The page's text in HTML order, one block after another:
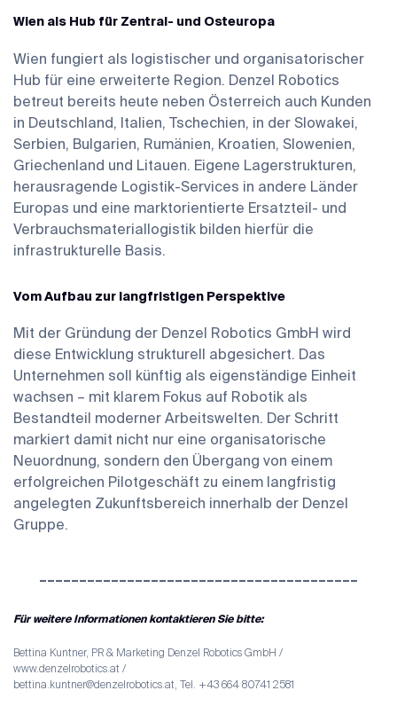
Wien als Hub für Zentral- und Osteuropa
Wien fungiert als logistischer und organisatorischer
Hub für eine erweiterte Region. Denzel Robotics
betreut bereits heute neben Österreich auch Kunden
in Deutschland, Italien, Tschechien, in der Slowakei,
Serbien, Bulgarien, Rumänien, Kroatien, Slowenien,
Griechenland und Litauen. Eigene Lagerstrukturen,
herausragende Logistik-Services in andere Länder
Europas und eine marktorientierte Ersatzteil- und
Verbrauchsmateriallogistik bilden hierfür die
infrastrukturelle Basis.
Vom Aufbau zur langfristigen Perspektive
Mit der Gründung der Denzel Robotics GmbH wird
diese Entwicklung strukturell abgesichert. Das
Unternehmen soll künftig als eigenständige Einheit
wachsen – mit klarem Fokus auf Robotik als
Bestandteil moderner Arbeitswelten. Der Schritt
markiert damit nicht nur eine organisatorische
Neuordnung, sondern den Übergang von einem
erfolgreichen Pilotgeschäft zu einem langfristig
angelegten Zukunftsbereich innerhalb der Denzel
Gruppe.
Für weitere Informationen kontaktieren Sie bitte:
Bettina Kuntner, PR & Marketing Denzel Robotics GmbH /
www.denzelrobotics.at /
bettina.kuntner@denzelrobotics.at, Tel. +43 664 80741 2581